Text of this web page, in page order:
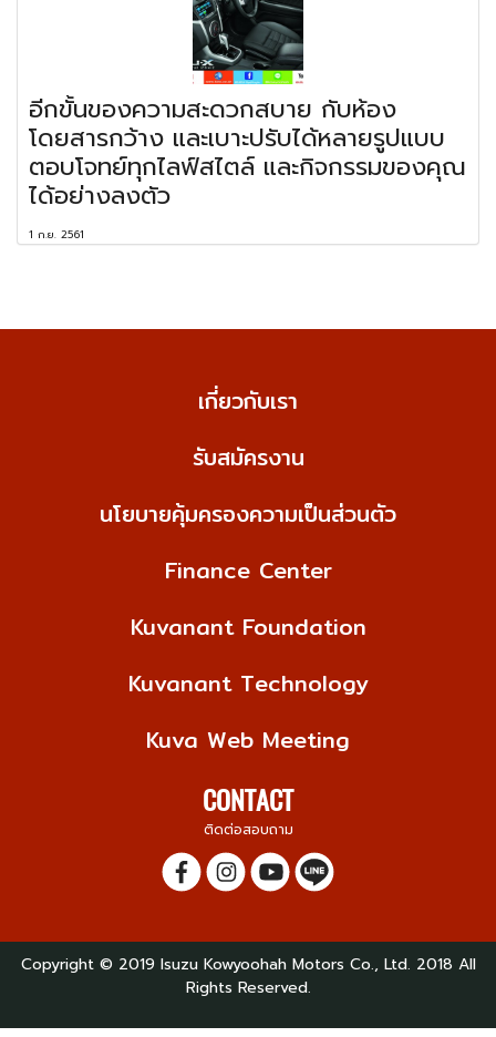
อีกขั้นของความสะดวกสบาย กับห้อง
โดยสารกว้าง และเบาะปรับได้หลายรูปแบบ
ตอบโจทย์ทุกไลฟ์สไตล์ และกิจกรรมของคุณ
ได้อย่างลงตัว
1 ก.ย. 2561
เกี่ยวกับเรา
รับสมัครงาน
นโยบายคุ้มครองความเป็นส่วนตัว
Finance Center
Kuvanant Foundation
Kuvanant Technology
Kuva Web Meeting
CONTACT
ติดต่อสอบถาม
Copyright © 2019 Isuzu Kowyoohah Motors Co., Ltd. 2018 All
Rights Reserved.